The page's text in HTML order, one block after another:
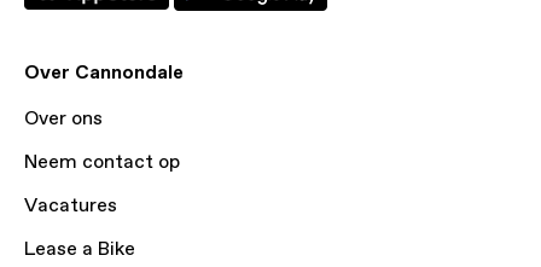
Over Cannondale
Over ons
Neem contact op
Vacatures
Lease a Bike